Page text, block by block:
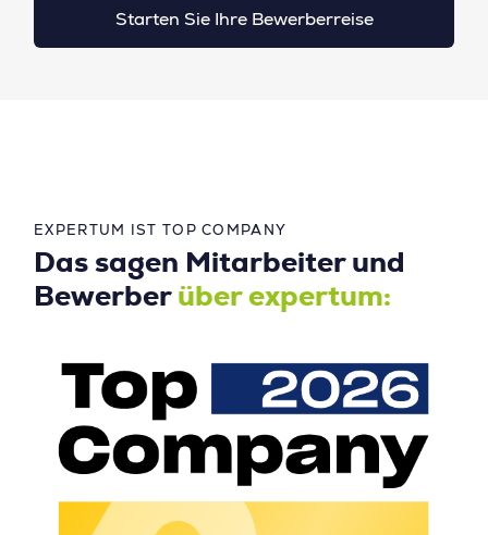
Starten Sie Ihre Bewerberreise
EXPERTUM IST TOP COMPANY
Das sagen Mitarbeiter und
Bewerber über expertum: